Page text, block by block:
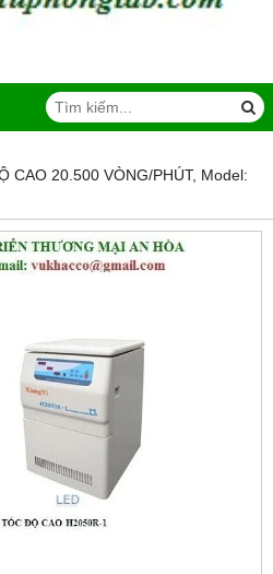
CAO 20.500 VÒNG/PHÚT, Model: